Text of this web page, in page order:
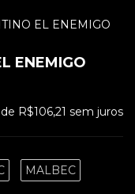
EL ENEMIGO
ENEMIGO
R$106,21 sem juros
MALBEC